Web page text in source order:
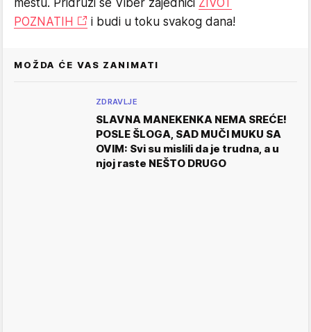
mestu. Pridruži se Viber zajednici ŽIVOT
POZNATIH
i budi u toku svakog dana!
MOŽDA ĆE VAS ZANIMATI
ZDRAVLJE
SLAVNA MANEKENKA NEMA SREĆE!
POSLE ŠLOGA, SAD MUČI MUKU SA
OVIM: Svi su mislili da je trudna, a u
njoj raste NEŠTO DRUGO